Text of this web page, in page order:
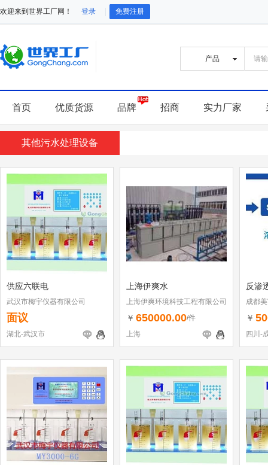
欢迎来到世界工厂网！ 登录 免费注册
首页 优质货源 品牌 招商 实力厂家
其他污水处理设备
供应六联电
武汉市梅宇仪器有限公司
面议
湖北-武汉市
上海伊爽水
上海伊爽环境科技工程有限公司
￥ 650000.00/件
上海
反渗
成都
司
￥
四川-